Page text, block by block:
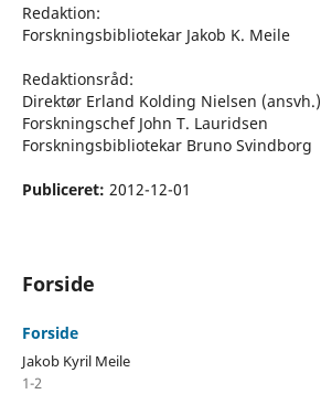
Redaktion:
Forskningsbibliotekar Jakob K. Meile
Redaktionsråd:
Direktør Erland Kolding Nielsen (ansvh.)
Forskningschef John T. Lauridsen
Forskningsbibliotekar Bruno Svindborg
Publiceret: 2012-12-01
Forside
Forside
Jakob Kyril Meile
1-2